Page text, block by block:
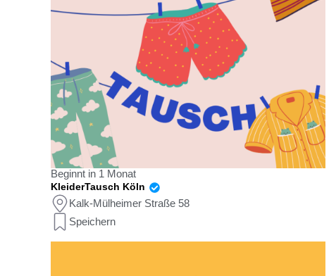
Beginnt in 1 Monat
KleiderTausch Köln
Kalk-Mülheimer Straße 58
Speichern